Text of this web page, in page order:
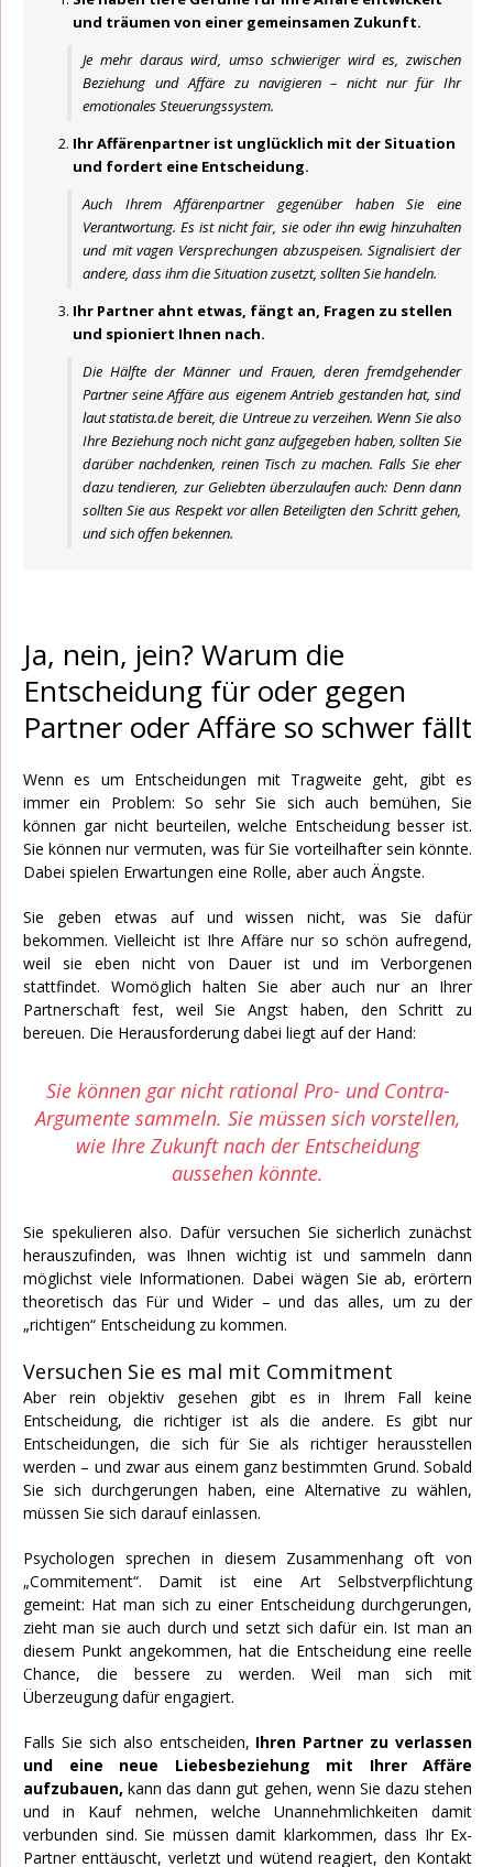
und träumen von einer gemeinsamen Zukunft.
Je mehr daraus wird, umso schwieriger wird es, zwischen
Beziehung und Affäre zu navigieren – nicht nur für Ihr
emotionales Steuerungssystem.
Ihr Affärenpartner ist unglücklich mit der Situation
und fordert eine Entscheidung.
Auch Ihrem Affärenpartner gegenüber haben Sie eine
Verantwortung. Es ist nicht fair, sie oder ihn ewig hinzuhalten
und mit vagen Versprechungen abzuspeisen. Signalisiert der
andere, dass ihm die Situation zusetzt, sollten Sie handeln.
Ihr Partner ahnt etwas, fängt an, Fragen zu stellen
und spioniert Ihnen nach.
Die Hälfte der Männer und Frauen, deren fremdgehender
Partner seine Affäre aus eigenem Antrieb gestanden hat, sind
laut statista.de bereit, die Untreue zu verzeihen. Wenn Sie also
Ihre Beziehung noch nicht ganz aufgegeben haben, sollten Sie
darüber nachdenken, reinen Tisch zu machen. Falls Sie eher
dazu tendieren, zur Geliebten überzulaufen auch: Denn dann
sollten Sie aus Respekt vor allen Beteiligten den Schritt gehen,
und sich offen bekennen.
Ja, nein, jein? Warum die
Entscheidung für oder gegen
Partner oder Affäre so schwer fällt
Wenn es um Entscheidungen mit Tragweite geht, gibt es
immer ein Problem: So sehr Sie sich auch bemühen, Sie
können gar nicht beurteilen, welche Entscheidung besser ist.
Sie können nur vermuten, was für Sie vorteilhafter sein könnte.
Dabei spielen Erwartungen eine Rolle, aber auch Ängste.
Sie geben etwas auf und wissen nicht, was Sie dafür
bekommen. Vielleicht ist Ihre Affäre nur so schön aufregend,
weil sie eben nicht von Dauer ist und im Verborgenen
stattfindet. Womöglich halten Sie aber auch nur an Ihrer
Partnerschaft fest, weil Sie Angst haben, den Schritt zu
bereuen. Die Herausforderung dabei liegt auf der Hand:
Sie können gar nicht rational Pro- und Contra-
Argumente sammeln. Sie müssen sich vorstellen,
wie Ihre Zukunft nach der Entscheidung
aussehen könnte.
Sie spekulieren also. Dafür versuchen Sie sicherlich zunächst
herauszufinden, was Ihnen wichtig ist und sammeln dann
möglichst viele Informationen. Dabei wägen Sie ab, erörtern
theoretisch das Für und Wider – und das alles, um zu der
„richtigen“ Entscheidung zu kommen.
Versuchen Sie es mal mit Commitment
Aber rein objektiv gesehen gibt es in Ihrem Fall keine
Entscheidung, die richtiger ist als die andere. Es gibt nur
Entscheidungen, die sich für Sie als richtiger herausstellen
werden – und zwar aus einem ganz bestimmten Grund. Sobald
Sie sich durchgerungen haben, eine Alternative zu wählen,
müssen Sie sich darauf einlassen.
Psychologen sprechen in diesem Zusammenhang oft von
„Commitement“. Damit ist eine Art Selbstverpflichtung
gemeint: Hat man sich zu einer Entscheidung durchgerungen,
zieht man sie auch durch und setzt sich dafür ein. Ist man an
diesem Punkt angekommen, hat die Entscheidung eine reelle
Chance, die bessere zu werden. Weil man sich mit
Überzeugung dafür engagiert.
Falls Sie sich also entscheiden, Ihren Partner zu verlassen
und eine neue Liebesbeziehung mit Ihrer Affäre
aufzubauen, kann das dann gut gehen, wenn Sie dazu stehen
und in Kauf nehmen, welche Unannehmlichkeiten damit
verbunden sind. Sie müssen damit klarkommen, dass Ihr Ex-
Partner enttäuscht, verletzt und wütend reagiert, den Kontakt